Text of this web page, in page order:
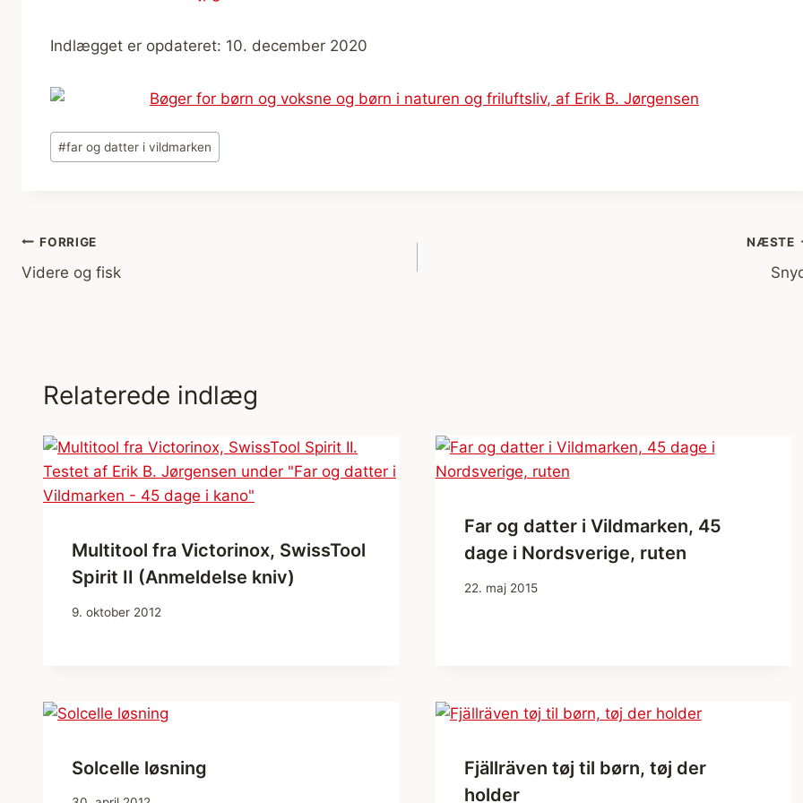
Indlægget er opdateret: 10. december 2020
Indlæg-
tags:
#far og datter i vildmarken
Indlægsnavigation
FORRIGE
Videre og fisk
NÆSTE
Relaterede indlæg
Multitool fra Victorinox, SwissTool
Spirit II (Anmeldelse kniv)
9. oktober 2012
Far og datter i Vildmarken, 45
dage i Nordsverige, ruten
22. maj 2015
Solcelle løsning
Fjällräven tøj til børn, tøj der
holder